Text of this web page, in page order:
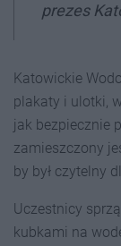
prezes
Katowickie
plakaty i ulotki,
jak bezpiecznie
zamieszczony
by był czytelny
Uczestnicy
kubkami na